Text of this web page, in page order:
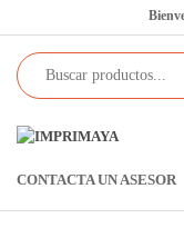
al
contenido
todo!
CONTACTA UN ASESOR